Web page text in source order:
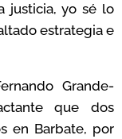
justicia, yo sé lo
estrategia e
Grande-
que dos
en Barbate, por